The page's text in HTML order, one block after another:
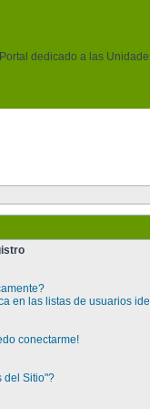
Portal dedicado a las
en las listas de usuarios
conectarme!
del Sitio"?